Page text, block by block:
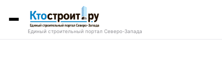
Единый строительный портал Северо-Запада